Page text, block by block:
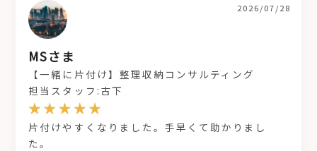
MSさま
2026/07/28
【一緒に片付け】整理収納コンサルティング
担当スタッフ:古下
片付けやすくなりました。手早くて助かりまし
た。